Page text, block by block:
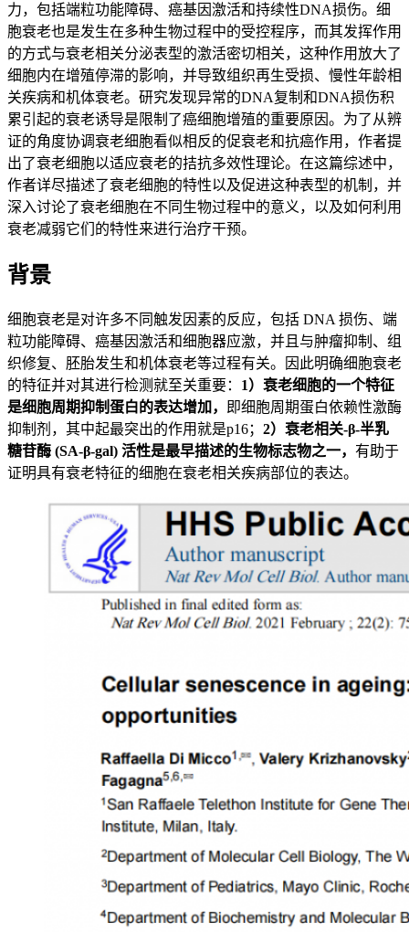
力，包括端粒功能障碍、癌基因激活和持续性DNA损伤。细
胞衰老也是发生在多种生物过程中的受控程序，而其发挥作用
的方式与衰老相关分泌表型的激活密切相关，这种作用放大了
细胞内在增殖停滞的影响，并导致组织再生受损、慢性年龄相
关疾病和机体衰老。研究发现异常的DNA复制和DNA损伤积
累引起的衰老诱导是限制了癌细胞增殖的重要原因。为了从辨
证的角度协调衰老细胞看似相反的促衰老和抗癌作用，作者提
出了衰老细胞以适应衰老的拮抗多效性理论。在这篇综述中，
作者详尽描述了衰老细胞的特性以及促进这种表型的机制，并
深入讨论了衰老细胞在不同生物过程中的意义，以及如何利用
衰老减弱它们的特性来进行治疗干预。
背景
细胞衰老是对许多不同触发因素的反应，包括 DNA 损伤、端
粒功能障碍、癌基因激活和细胞器应激，并且与肿瘤抑制、组
织修复、胚胎发生和机体衰老等过程有关。因此明确细胞衰老
的特征并对其进行检测就至关重要： 1）衰老细胞的一个特征
是细胞周期抑制蛋白的表达增加，
即细胞周期蛋白依赖性激酶
抑制剂，其中起最突出的作用就是p16； 2）衰老相关-β-半乳
糖苷酶 (SA-β-gal) 活性是最早描述的生物标志物之一， 有助于
证明具有衰老特征的细胞在衰老相关疾病部位的表达。